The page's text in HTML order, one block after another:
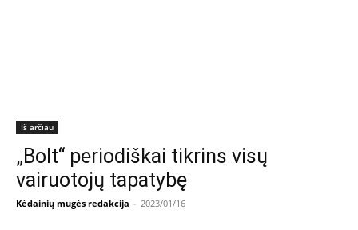
Iš arčiau
„Bolt“ periodiškai tikrins visų
vairuotojų tapatybę
Kėdainių mugės redakcija - 2023/01/16